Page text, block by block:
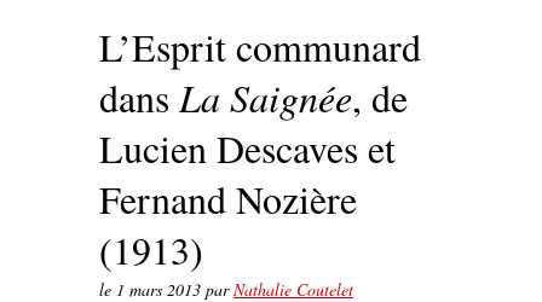
L’Esprit communard
dansLa Saignée, de
Lucien Descaves et
Fernand Nozière
(1913)
le 1 mars 2013 parNathalie Coutelet